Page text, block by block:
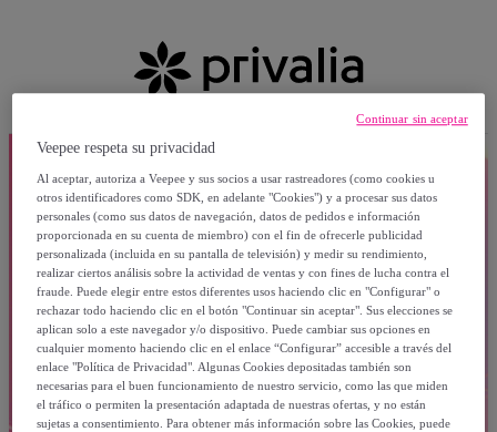
Veepee respeta su privacidad
Al aceptar, autoriza a Veepee y sus socios a usar rastreadores (como cookies u
otros identificadores como SDK, en adelante "Cookies") y a procesar sus datos
personales (como sus datos de navegación, datos de pedidos e información
proporcionada en su cuenta de miembro) con el fin de ofrecerle publicidad
personalizada (incluida en su pantalla de televisión) y medir su rendimiento,
realizar ciertos análisis sobre la actividad de ventas y con fines de lucha contra el
fraude. Puede elegir entre estos diferentes usos haciendo clic en "Configurar" o
rechazar todo haciendo clic en el botón "Continuar sin aceptar". Sus elecciones se
aplican solo a este navegador y/o dispositivo. Puede cambiar sus opciones en
cualquier momento haciendo clic en el enlace “Configurar” accesible a través del
enlace "Política de Privacidad". Algunas Cookies depositadas también son
necesarias para el buen funcionamiento de nuestro servicio, como las que miden
el tráfico o permiten la presentación adaptada de nuestras ofertas, y no están
sujetas a consentimiento. Para obtener más información sobre las Cookies, puede
Continuar sin aceptar